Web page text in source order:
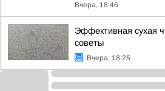
Вчера, 18:46
Эффективная сухая
советы
Вчера, 18:25